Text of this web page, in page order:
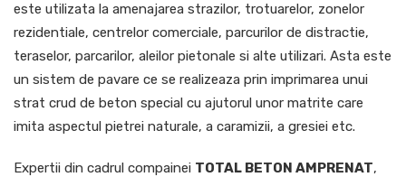
este utilizata la amenajarea strazilor, trotuarelor, zonelor
rezidentiale, centrelor comerciale, parcurilor de distractie,
teraselor, parcarilor, aleilor pietonale si alte utilizari. Asta este
un sistem de pavare ce se realizeaza prin imprimarea unui
strat crud de beton special cu ajutorul unor matrite care
imita aspectul pietrei naturale, a caramizii, a gresiei etc.
Expertii din cadrul compainei TOTAL BETON AMPRENAT,